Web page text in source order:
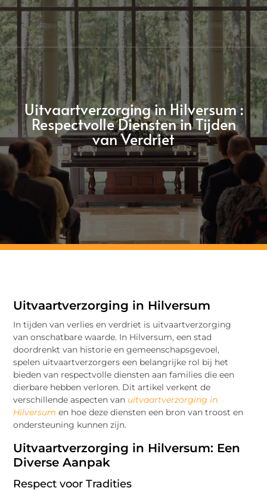
Uitvaartverzorging in Hilversum :
Respectvolle Diensten in Tijden
van Verdriet
Uitvaartverzorging in Hilversum
In tijden van verlies en verdriet is uitvaartverzorging
van onschatbare waarde. In Hilversum, een stad
doordrenkt van historie en gemeenschapsgevoel,
spelen uitvaartverzorgers een belangrijke rol bij het
bieden van respectvolle diensten aan families die een
dierbare hebben verloren. Dit artikel verkent de
verschillende aspecten van uitvaartverzorging in
Hilversum en hoe deze diensten een bron van troost en
ondersteuning kunnen zijn.
Uitvaartverzorging in Hilversum: Een
Diverse Aanpak
Respect voor Tradities